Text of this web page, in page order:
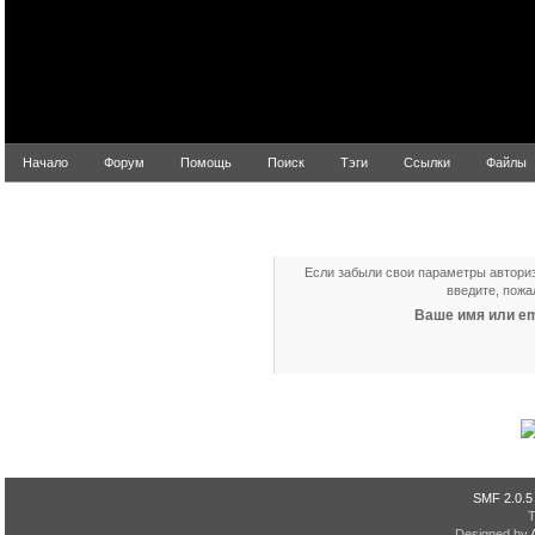
Начало Форум Помощь Поиск Тэги Ссылки Файлы
Если забыли свои параметры
введите,
Ваше имя или
SMF 2.0.5